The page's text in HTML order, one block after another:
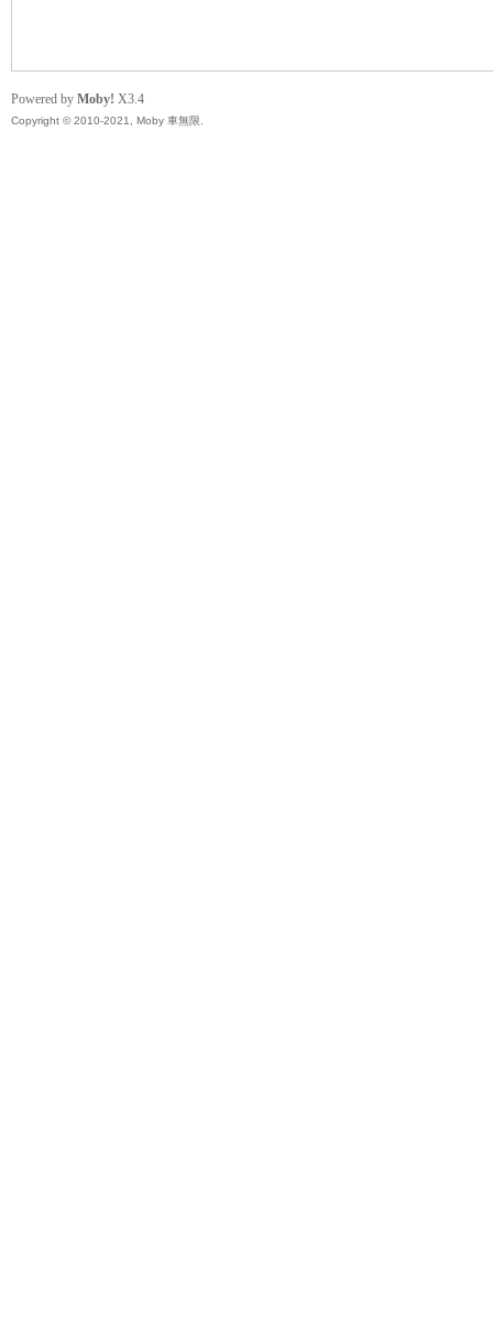
Powered by Moby! X3.4
Copyright © 2010-2021, Moby 車無限.